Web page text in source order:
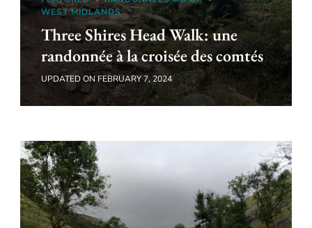
WEST MIDLANDS
Three Shires Head Walk: une
randonnée à la croisée des comtés
UPDATED ONFEBRUARY 7, 2024